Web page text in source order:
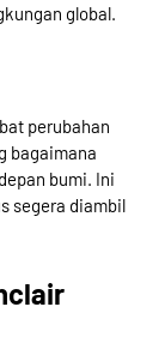
global.
perubahan
bagaimana
bumi. Ini
segera diambil